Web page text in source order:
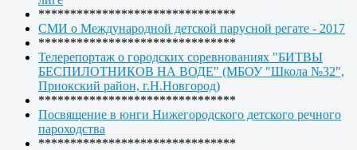
*******************************
СМИ о Международной детской парусной регате - 2017
*******************************
Телерепортаж о городских соревнованиях "БИТВЫ
БЕСПИЛОТНИКОВ НА ВОДЕ" (МБОУ "Школа №32",
Приокский район, г.Н.Новгород)
*******************************
Посвящение в юнги Нижегородского детского речного
пароходства
*******************************